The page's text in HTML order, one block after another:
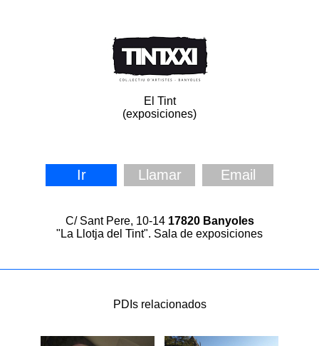
El Tint
(exposiciones)
Ir Llamar Email
C/ Sant Pere, 10-14 17820 Banyoles
"La Llotja del Tint". Sala de exposiciones
PDIs relacionados